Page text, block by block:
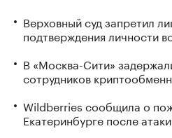
Верховный суд запретил
подтверждения личности
В «Москва-Сити»
сотрудников
Wildberries сообщила о
Екатеринбурге после атаки